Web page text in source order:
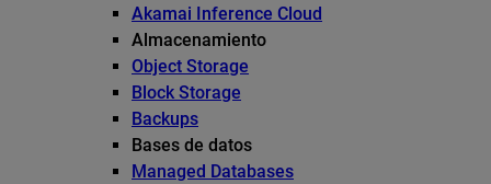
Akamai Inference Cloud
Almacenamiento
Object Storage
Block Storage
Backups
Bases de datos
Managed Databases